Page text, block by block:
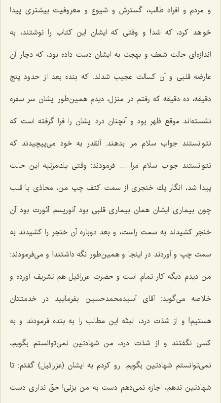
و مردم و افراد طالب، گسترش و شیوع و معروفیت بیشتری پیدا
خواهد كرد، كه شد! و وقتی كه ایشان این كتاب را نوشتند، به
اندازه‌ای حالت شعف و بهجت به ایشان دست داده بود، كه دچار آن
عارضه قلبی و آن كسالت عجیب شدند. كه بنده بعد از حدود پنج
دقیقه، ده دقیقه كه رفتم در منزل، دیدم همین‌طور ایشان سر سفره
نشسته‌اند موقع ظهر بود و آنچنان درد ایشان را فرا گرفته است كه
نتوانستند جواب سلام مرا بدهند. آنقدر به خود می‌پیچیدند كه
نتوانستند جواب سلام مرا .... فرمودند: وقتی یك‌مرتبه این حالت
پیدا شد، انگار یك خنجری از سمت كتف چپ من، محاذی با قلب
چون بیماری ایشان همان بیماری قلبی بود آنوریسم آئورت بود آن
خنجر كشیدند به سمت راست، و بعد دوباره آن خنجر را كشیدند به
سمت چپ و آوردند در اینجا و همین‌طور نگه داشتند! و می‌فرمودند:
من دیدم دیگه كار تمام است و حضرت عزرائیل هم تشریف آورده و
خلاصه می‌گوید: آقای آسیدمحمدحسین بفرمایید در خدمتتان
هستیم! و از شدّت درد، البتّه این مطالب را به بنده فرمودند و به
كسی نگفتند و از شدّت درد، من شهادتین نمی‌توانستم بگویم،
نمی‌توانستم شهادتین بگویم. رو كردم به ایشان (عزرائیل) گفتم: تا
شهادتین ندهم، اجازه نمی‌دهم دست به من بزنی! حقّ نداری دست